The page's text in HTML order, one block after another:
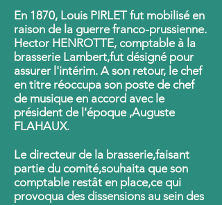
En 1870, Louis PIRLET fut mobilisé en
raison de la guerre franco-prussienne.
Hector HENROTTE, comptable à la
brasserie Lambert,fut désigné pour
assurer l'intérim. A son retour, le chef
en titre réoccupa son poste de chef
de musique en accord avec le
président de l'époque ,Auguste
FLAHAUX.
Le directeur de la brasserie,faisant
partie du comité,souhaita que son
comptable restât en place,ce qui
provoqua des dissensions au sein des